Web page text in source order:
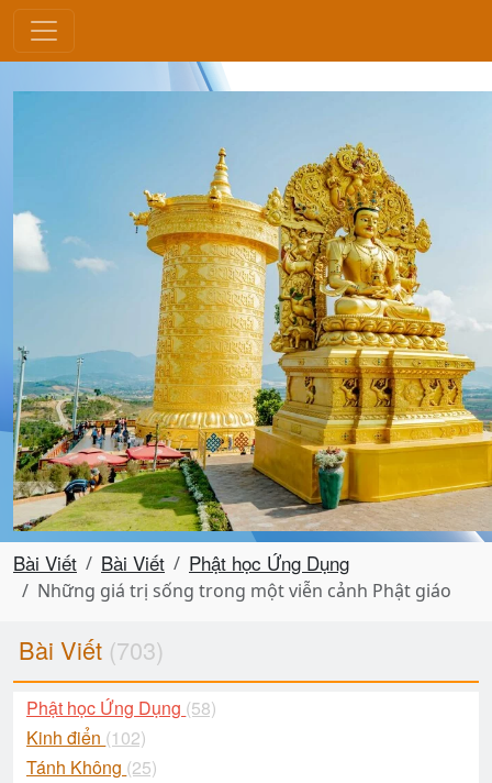
Bài Viết Bài Viết Phật học Ứng Dụng
Những giá trị sống trong một viễn cảnh Phật giáo
Bài Viết (703)
Phật học Ứng Dụng (58)
Kinh điển (102)
Tánh Không (25)